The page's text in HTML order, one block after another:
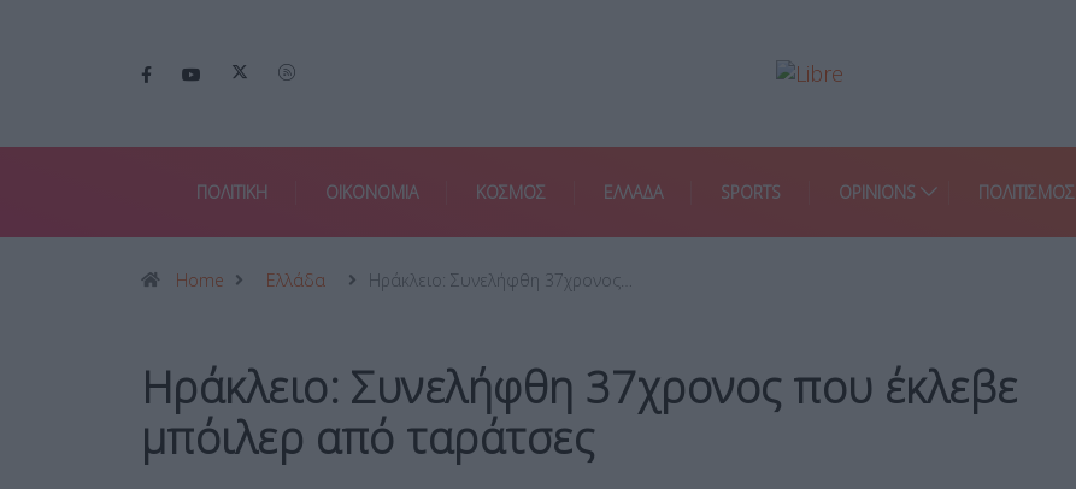
ΠΟΛΙΤΙΚΗ ΟΙΚΟΝΟΜΙΑ ΚΟΣΜΟΣ ΕΛΛΑΔΑ SPORTS OPINIONS ΠΟΛΙΤΙΣΜΟΣ
Home Ελλάδα Ηράκλειο: Συνελήφθη 37χρονος…
Ηράκλειο: Συνελήφθη 37χρονος που έκλεβε
μπόιλερ από ταράτσες